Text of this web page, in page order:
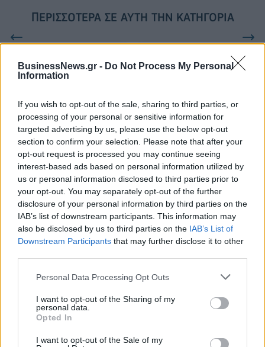
BusinessNews.gr - Do Not Process My Personal
Information
If you wish to opt-out of the sale, sharing to third parties, or
processing of your personal or sensitive information for
targeted advertising by us, please use the below opt-out
section to confirm your selection. Please note that after your
opt-out request is processed you may continue seeing
interest-based ads based on personal information utilized by
us or personal information disclosed to third parties prior to
your opt-out. You may separately opt-out of the further
disclosure of your personal information by third parties on the
IAB’s list of downstream participants. This information may
also be disclosed by us to third parties on the IAB’s List of
Downstream Participants that may further disclose it to other
Personal Data Processing Opt Outs
I want to opt-out of the Sharing of my
personal data.
Opted In
I want to opt-out of the Sale of my
ΠΕΡΙΣΣΌΤΕΡΑ ΣΕ ΑΥΤΉ ΤΗΝ ΚΑΤΗΓΟΡΊΑ
Ο Βασίλης Μασσέλος στο
νέο Διοικητικό Συμβούλιο
της EURATEX
18/07/2024 - 12:03
Sunlight Group: Η Sabine
Bendiek νέο μέλος στο
Διοικητικό Συμβούλιο
19/07/2024 - 11:20